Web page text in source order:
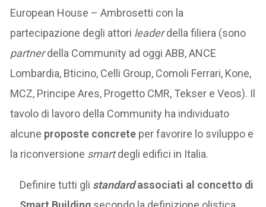
European House – Ambrosetti con la
partecipazione degli attori leaderdella filiera (sono
partnerdella Community ad oggi ABB, ANCE
Lombardia, Bticino, Celli Group, Comoli Ferrari, Kone,
MCZ, Principe Ares, Progetto CMR, Tekser e Veos). Il
tavolo di lavoro della Community ha individuato
alcune proposte concrete per favorire lo sviluppo e
la riconversione smartdegli edifici in Italia.
Definire tutti gli standard associati al concetto di